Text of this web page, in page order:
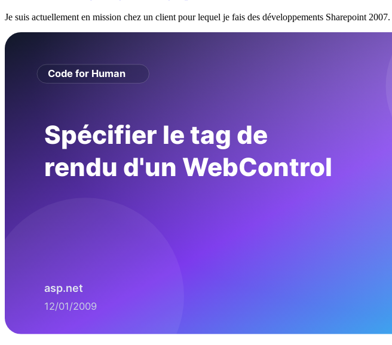
Je suis actuellement en mission chez un client pour lequel je fais des développements Sharepoint 2007.